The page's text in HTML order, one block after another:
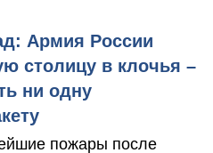
Армия России
столицу в клочья –
ни одну
пожары после